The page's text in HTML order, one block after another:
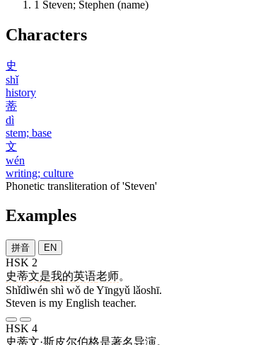
1 Steven; Stephen (name)
Characters
史
shǐ
history
蒂
dì
stem; base
文
wén
writing; culture
Phonetic transliteration of 'Steven'
Examples
拼音 EN
HSK 2
史蒂文是我的英语老师。
Shǐdìwén shì wǒ de Yīngyǔ lǎoshī.
Steven is my English teacher.
HSK 4
史蒂文·斯皮尔伯格是著名导演。